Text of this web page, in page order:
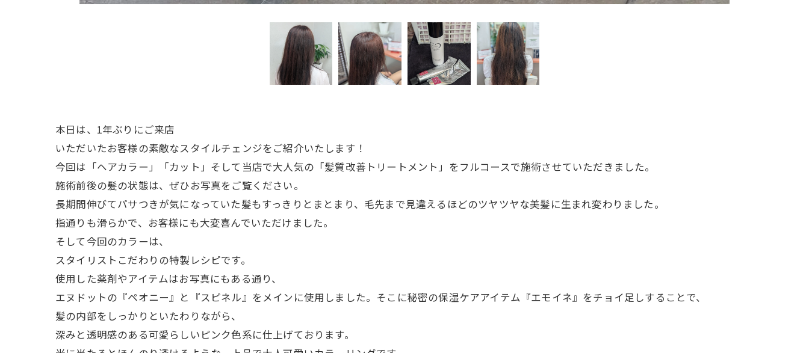
本日は、1年ぶりにご来店
いただいたお客様の素敵なスタイルチェンジをご紹介いたします！
今回は「ヘアカラー」「カット」そして当店で大人気の「髪質改善トリートメント」をフルコースで施術させていただきました。
施術前後の髪の状態は、ぜひお写真をご覧ください。
長期間伸びてパサつきが気になっていた髪もすっきりとまとまり、毛先まで見違えるほどのツヤツヤな美髪に生まれ変わりました。
指通りも滑らかで、お客様にも大変喜んでいただけました。
そして今回のカラーは、
スタイリストこだわりの特製レシピです。
使用した薬剤やアイテムはお写真にもある通り、
エヌドットの『ペオニー』と『スピネル』をメインに使用しました。そこに秘密の保湿ケアアイテム『エモイネ』をチョイ足しすることで、
髪の内部をしっかりといたわりながら、
深みと透明感のある可愛らしいピンク色系に仕上げております。